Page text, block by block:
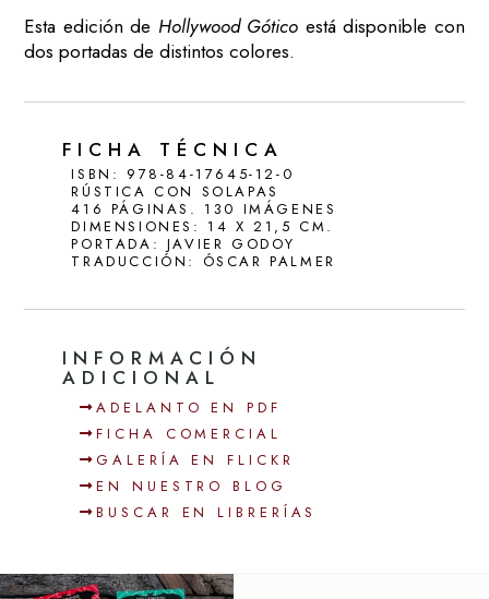
Esta edición de Hollywood Gótico está disponible con
dos portadas de distintos colores.
FICHA TÉCNICA
ISBN: 978-84-17645-12-0
RÚSTICA CON SOLAPAS
416 PÁGINAS. 130 IMÁGENES
DIMENSIONES: 14 X 21,5 CM.
PORTADA: JAVIER GODOY
TRADUCCIÓN: ÓSCAR PALMER
INFORMACIÓN
ADICIONAL
ADELANTO EN PDF
FICHA COMERCIAL
GALERÍA EN FLICKR
EN NUESTRO BLOG
BUSCAR EN LIBRERÍAS